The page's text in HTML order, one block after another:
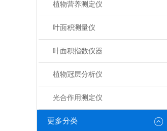
植物营养测定仪
叶面积测量仪
叶面积指数仪器
植物冠层分析仪
光合作用测定仪
更多分类